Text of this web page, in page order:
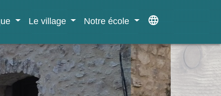
Le village Notre école language